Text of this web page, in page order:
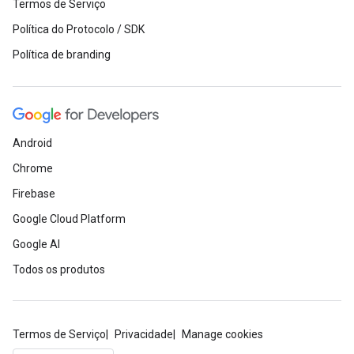
Termos de Serviço
Política do Protocolo / SDK
Política de branding
Android
Chrome
Firebase
Google Cloud Platform
Google AI
Todos os produtos
Termos de Serviço Privacidade Manage cookies